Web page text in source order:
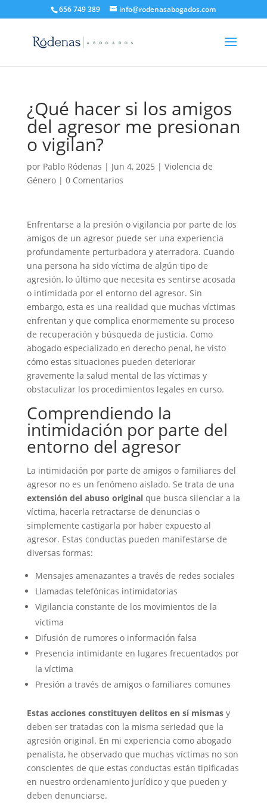
656 749 389 info@rodenasabogados.com
¿Qué hacer si los amigos
del agresor me presionan
o vigilan?
por Pablo Ródenas | Jun 4, 2025 | Violencia de
Género| 0 Comentarios
Enfrentarse a la presión o vigilancia por parte de los
amigos de un agresor puede ser una experiencia
profundamente perturbadora y aterradora. Cuando
una persona ha sido víctima de algún tipo de
agresión, lo último que necesita es sentirse acosada
o intimidada por el entorno del agresor. Sin
embargo, esta es una realidad que muchas víctimas
enfrentan y que complica enormemente su proceso
de recuperación y búsqueda de justicia. Como
abogado especializado en derecho penal, he visto
cómo estas situaciones pueden deteriorar
gravemente la salud mental de las víctimas y
obstaculizar los procedimientos legales en curso.
Comprendiendo la
intimidación por parte del
entorno del agresor
La intimidación por parte de amigos o familiares del
agresor no es un fenómeno aislado. Se trata de una
extensión del abuso originalque busca silenciar a la
víctima, hacerla retractarse de denuncias o
simplemente castigarla por haber expuesto al
agresor. Estas conductas pueden manifestarse de
diversas formas:
Mensajes amenazantes a través de redes sociales
Llamadas telefónicas intimidatorias
Vigilancia constante de los movimientos de la
víctima
Difusión de rumores o información falsa
Presencia intimidante en lugares frecuentados por
la víctima
Presión a través de amigos o familiares comunes
Estas acciones constituyen delitos en sí mismasy
deben ser tratadas con la misma seriedad que la
agresión original. En mi experiencia como abogado
penalista, he observado que muchas víctimas no son
conscientes de que estas conductas están tipificadas
en nuestro ordenamiento jurídico y que pueden y
deben denunciarse.